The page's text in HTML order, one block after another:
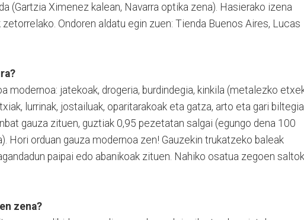
(Gartzia Ximenez kalean, Navarra optika zena). Hasierako izena
Ondoren aldatu egin zuen: Tienda Buenos Aires, Lucas
modernoa: jatekoak, drogeria, burdindegia, kinkila (metalezko
lurrinak, jostailuak, oparitarakoak eta gatza, arto eta gari
gauza zituen, guztiak 0,95 pezetatan salgai (egungo dena 100
Hori orduan gauza modernoa zen! Gauzekin trukatzeko baleak
paipai edo abanikoak zituen. Nahiko osatua zegoen
zena?